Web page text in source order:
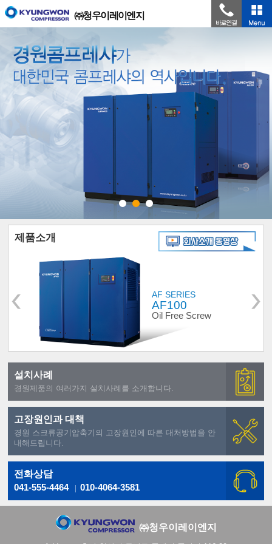
㈜청우이레이엔지
제품소개
AF SERIES
AF100
Oil Free Screw
설치사례
경원제품의 여러가지 설치사례를 소개합니다.
고장원인과 대책
경원 스크류공기압축기의 고장원인에 따른 대처방법을 안
내해드립니다.
전화상담
041-555-4464
010-4064-3581
㈜청우이레이엔지